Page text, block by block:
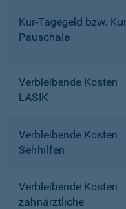
Kur-Tagegeld bzw.
Pauschale
Verbleibende Kosten
LASIK
Verbleibende Kosten
Sehhilfen
Verbleibende Kosten
zahnärztliche